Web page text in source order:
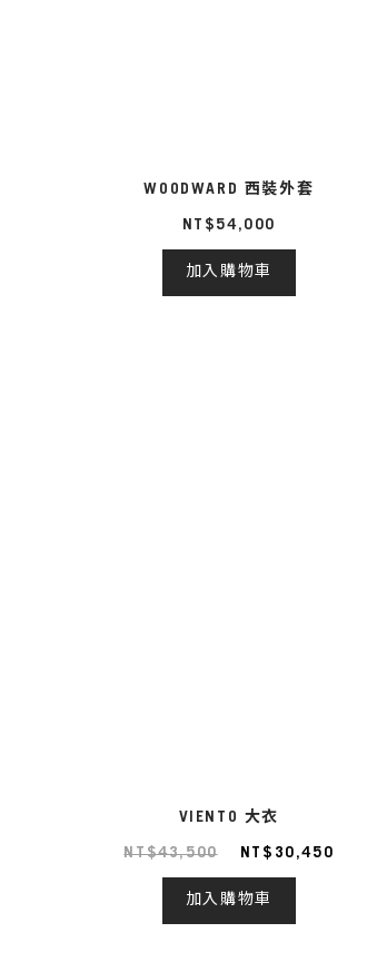
WOODWARD 西裝外套
NT$54,000
加入購物車
VIENTO 大衣
NT$30,450
NT$43,500
加入購物車